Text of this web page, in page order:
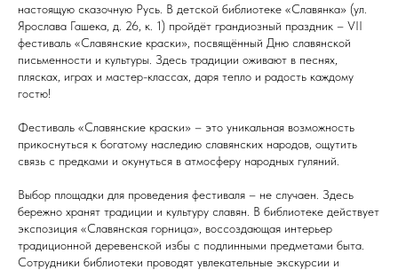
настоящую сказочную Русь. В детской библиотеке «Славянка» (ул.
Ярослава Гашека, д. 26, к. 1) пройдёт грандиозный праздник – VII
фестиваль «Славянские краски», посвящённый Дню славянской
письменности и культуры. Здесь традиции оживают в песнях,
плясках, играх и мастер-классах, даря тепло и радость каждому
гостю!
Фестиваль «Славянские краски» – это уникальная возможность
прикоснуться к богатому наследию славянских народов, ощутить
связь с предками и окунуться в атмосферу народных гуляний.
Выбор площадки для проведения фестиваля – не случаен. Здесь
бережно хранят традиции и культуру славян. В библиотеке действует
экспозиция «Славянская горница», воссоздающая интерьер
традиционной деревенской избы с подлинными предметами быта.
Сотрудники библиотеки проводят увлекательные экскурсии и